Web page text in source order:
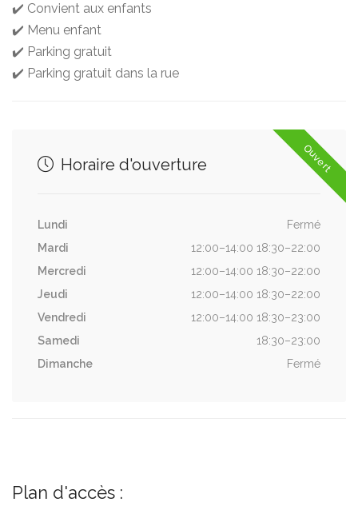
✔️ Convient aux enfants
✔️ Menu enfant
✔️ Parking gratuit
✔️ Parking gratuit dans la rue
Ouvert
Horaire d'ouverture
Lundi
Fermé
Mardi
12:00–14:00 18:30–22:00
Mercredi
12:00–14:00 18:30–22:00
Jeudi
12:00–14:00 18:30–22:00
Vendredi
12:00–14:00 18:30–23:00
Samedi
18:30–23:00
Dimanche
Fermé
Plan d'accès :